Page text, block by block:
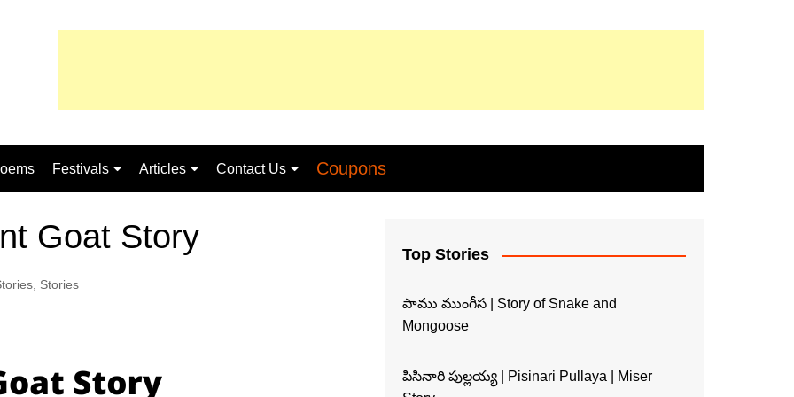
Festivals
Shivaratri
Articles
Essay
Contact Us Coupons
Goat Story
Stories
Top Stories
పాము ముంగీస | Story of Snake and
Mongoose
పిసినారి పుల్లయ్య | Pisinari Pullaya | Miser